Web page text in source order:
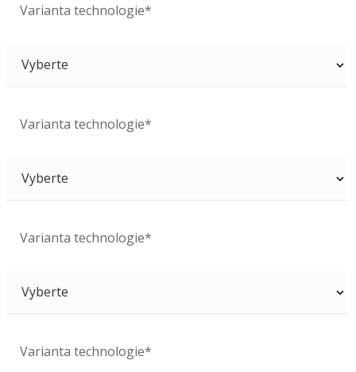
Varianta technologie*
Varianta technologie*
Varianta technologie*
Varianta technologie*